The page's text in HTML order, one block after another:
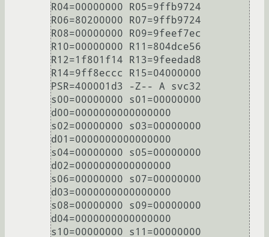
R04=00000000 R05=9ffb9724
R06=80200000 R07=9ffb9724
R08=00000000 R09=9feef7ec
R10=00000000 R11=804dce56
R12=1f801f14 R13=9feedad8
R14=9ff8eccc R15=04000000
PSR=400001d3 -Z-- A svc32
s00=00000000 s01=00000000
d00=0000000000000000
s02=00000000 s03=00000000
d01=0000000000000000
s04=00000000 s05=00000000
d02=0000000000000000
s06=00000000 s07=00000000
d03=0000000000000000
s08=00000000 s09=00000000
d04=0000000000000000
s10=00000000 s11=00000000